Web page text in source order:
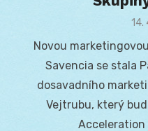
14.
Novou
Savencia se stala
dosavadního
Vejtrubu, který
Acceleration